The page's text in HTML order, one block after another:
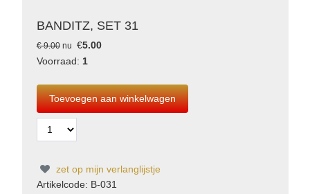
BANDITZ, SET 31
€ 9.00nu €5.00
Voorraad: 1
zet op mijn verlanglijstje
Artikelcode: B-031